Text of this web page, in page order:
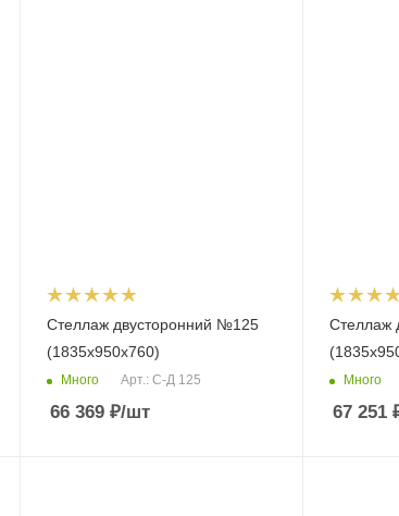
Стеллаж двусторонний №125
(1835х950х760)
Много Арт.: С-Д 125
66 369₽/шт
Стеллаж
Много
67 251